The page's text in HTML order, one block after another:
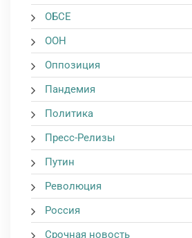
ОБСЕ
ООН
Оппозиция
Пандемия
Политика
Пресс-Релизы
Путин
Революция
Россия
Срочная новость